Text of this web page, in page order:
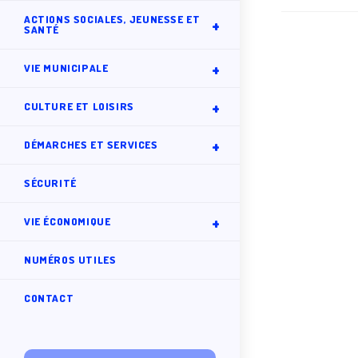
ACTIONS SOCIALES, JEUNESSE ET
SANTÉ
VIE MUNICIPALE
CULTURE ET LOISIRS
DÉMARCHES ET SERVICES
SÉCURITÉ
VIE ÉCONOMIQUE
NUMÉROS UTILES
CONTACT